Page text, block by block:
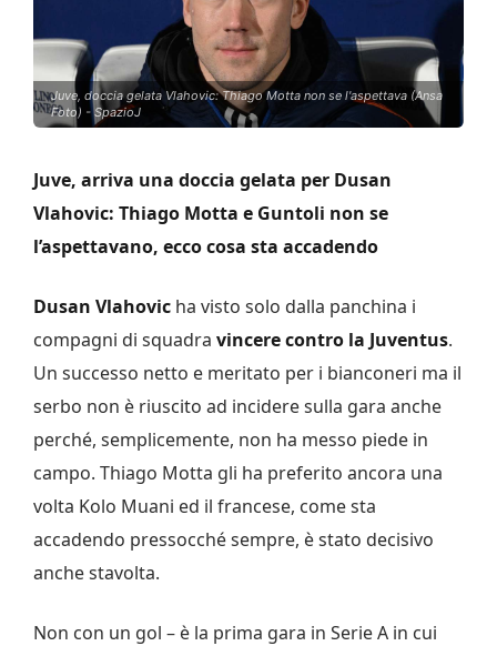
Juve, doccia gelata Vlahovic: Thiago Motta non se l'aspettava (Ansa
Foto) - SpazioJ
Juve, arriva una doccia gelata per Dusan
Vlahovic: Thiago Motta e Guntoli non se
l’aspettavano, ecco cosa sta accadendo
Dusan Vlahovic ha visto solo dalla panchina i
compagni di squadra vincere contro la Juventus.
Un successo netto e meritato per i bianconeri ma il
serbo non è riuscito ad incidere sulla gara anche
perché, semplicemente, non ha messo piede in
campo. Thiago Motta gli ha preferito ancora una
volta Kolo Muani ed il francese, come sta
accadendo pressocché sempre, è stato decisivo
anche stavolta.
Non con un gol – è la prima gara in Serie A in cui